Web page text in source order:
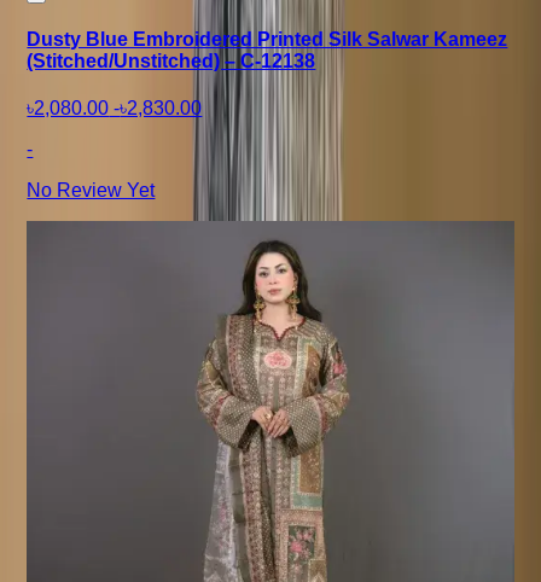
Dusty Blue Embroidered Printed Silk Salwar Kameez
(Stitched/Unstitched) – C-12138
৳2,080.00 -৳2,830.00
-
No Review Yet